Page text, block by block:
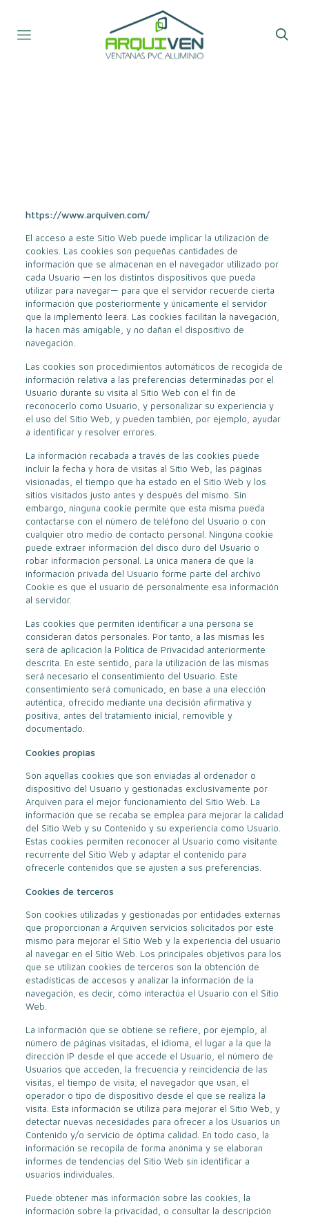
https://www.arquiven.com/
El acceso a este Sitio Web puede implicar la utilización de
cookies. Las cookies son pequeñas cantidades de
información que se almacenan en el navegador utilizado por
cada Usuario —en los distintos dispositivos que pueda
utilizar para navegar— para que el servidor recuerde cierta
información que posteriormente y únicamente el servidor
que la implementó leerá. Las cookies facilitan la navegación,
la hacen más amigable, y no dañan el dispositivo de
navegación.
Las cookies son procedimientos automáticos de recogida de
información relativa a las preferencias determinadas por el
Usuario durante su visita al Sitio Web con el fin de
reconocerlo como Usuario, y personalizar su experiencia y
el uso del Sitio Web, y pueden también, por ejemplo, ayudar
a identificar y resolver errores.
La información recabada a través de las cookies puede
incluir la fecha y hora de visitas al Sitio Web, las páginas
visionadas, el tiempo que ha estado en el Sitio Web y los
sitios visitados justo antes y después del mismo. Sin
embargo, ninguna cookie permite que esta misma pueda
contactarse con el número de teléfono del Usuario o con
cualquier otro medio de contacto personal. Ninguna cookie
puede extraer información del disco duro del Usuario o
robar información personal. La única manera de que la
información privada del Usuario forme parte del archivo
Cookie es que el usuario dé personalmente esa información
al servidor.
Las cookies que permiten identificar a una persona se
consideran datos personales. Por tanto, a las mismas les
será de aplicación la Política de Privacidad anteriormente
descrita. En este sentido, para la utilización de las mismas
será necesario el consentimiento del Usuario. Este
consentimiento será comunicado, en base a una elección
auténtica, ofrecido mediante una decisión afirmativa y
positiva, antes del tratamiento inicial, removible y
documentado.
Cookies propias
Son aquellas cookies que son enviadas al ordenador o
dispositivo del Usuario y gestionadas exclusivamente por
Arquiven para el mejor funcionamiento del Sitio Web. La
información que se recaba se emplea para mejorar la calidad
del Sitio Web y su Contenido y su experiencia como Usuario.
Estas cookies permiten reconocer al Usuario como visitante
recurrente del Sitio Web y adaptar el contenido para
ofrecerle contenidos que se ajusten a sus preferencias.
Cookies de terceros
Son cookies utilizadas y gestionadas por entidades externas
que proporcionan a Arquiven servicios solicitados por este
mismo para mejorar el Sitio Web y la experiencia del usuario
al navegar en el Sitio Web. Los principales objetivos para los
que se utilizan cookies de terceros son la obtención de
estadísticas de accesos y analizar la información de la
navegación, es decir, cómo interactúa el Usuario con el Sitio
Web.
La información que se obtiene se refiere, por ejemplo, al
número de páginas visitadas, el idioma, el lugar a la que la
dirección IP desde el que accede el Usuario, el número de
Usuarios que acceden, la frecuencia y reincidencia de las
visitas, el tiempo de visita, el navegador que usan, el
operador o tipo de dispositivo desde el que se realiza la
visita. Esta información se utiliza para mejorar el Sitio Web, y
detectar nuevas necesidades para ofrecer a los Usuarios un
Contenido y/o servicio de óptima calidad. En todo caso, la
información se recopila de forma anónima y se elaboran
informes de tendencias del Sitio Web sin identificar a
usuarios individuales.
Puede obtener más información sobre las cookies, la
información sobre la privacidad, o consultar la descripción